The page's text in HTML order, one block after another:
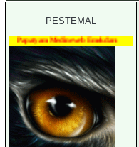
PESTEMAL
Papatyam Medineweb Emekdarı